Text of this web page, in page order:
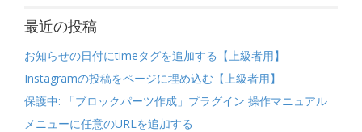
最近の投稿
お知らせの日付にtimeタグを追加する【上級者用】
Instagramの投稿をページに埋め込む【上級者用】
保護中: 「ブロックパーツ作成」プラグイン 操作マニュアル
メニューに任意のURLを追加する